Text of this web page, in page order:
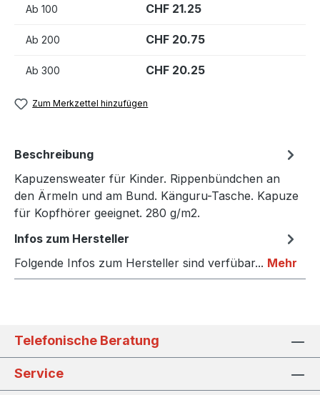
Ab 100 CHF 21.25
Ab 200 CHF 20.75
Ab 300 CHF 20.25
Zum Merkzettel hinzufügen
Beschreibung
Kapuzensweater für Kinder. Rippenbündchen an
den Ärmeln und am Bund. Känguru-Tasche. Kapuze
für Kopfhörer geeignet. 280 g/m2.
Infos zum Hersteller
Folgende Infos zum Hersteller sind verfübar... Mehr
Telefonische Beratung
Service